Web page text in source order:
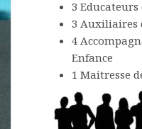
3 Educateurs
3 Auxiliaires
4
Enfance
1 Maitresse